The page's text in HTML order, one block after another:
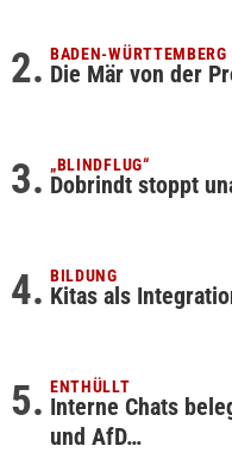
BADEN-WÜRTTEMBERG
Die Mär von der
„BLINDFLUG“
Dobrindt stoppt
BILDUNG
Kitas als
ENTHÜLLT
Interne Chats
und AfD…